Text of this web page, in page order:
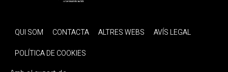
QUI SOM CONTACTA ALTRES WEBS
AVÍS LEGAL
POLÍTICA DE COOKIES